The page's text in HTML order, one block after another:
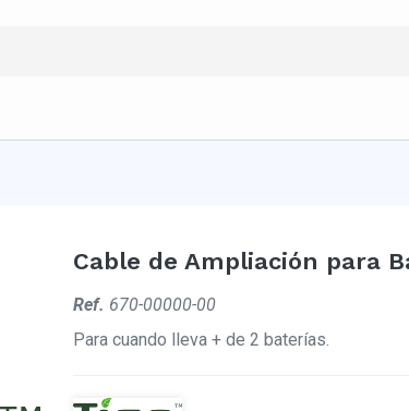
Cable de Ampliación para
Ref. 670-00000-00
Para cuando lleva + de 2 baterías.